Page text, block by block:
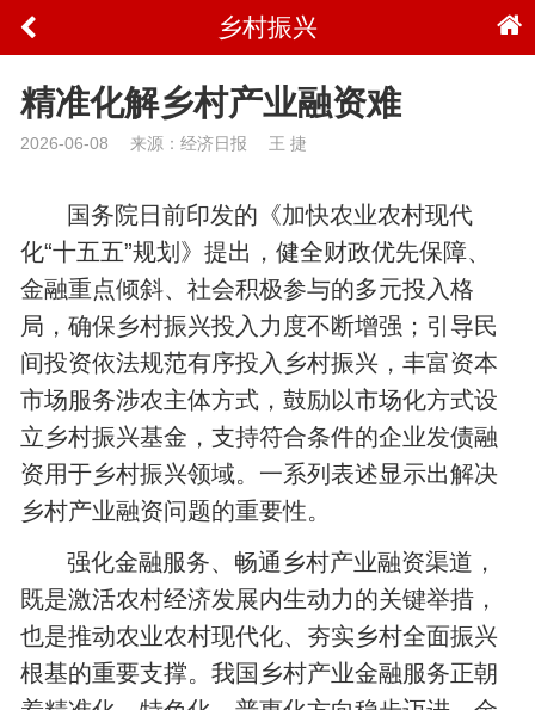
乡村振兴
精准化解乡村产业融资难
2026-06-08 来源：经济日报 王 捷
国务院日前印发的《加快农业农村现代
化“十五五”规划》提出，健全财政优先保障、
金融重点倾斜、社会积极参与的多元投入格
局，确保乡村振兴投入力度不断增强；引导民
间投资依法规范有序投入乡村振兴，丰富资本
市场服务涉农主体方式，鼓励以市场化方式设
立乡村振兴基金，支持符合条件的企业发债融
资用于乡村振兴领域。一系列表述显示出解决
乡村产业融资问题的重要性。
强化金融服务、畅通乡村产业融资渠道，
既是激活农村经济发展内生动力的关键举措，
也是推动农业农村现代化、夯实乡村全面振兴
根基的重要支撑。我国乡村产业金融服务正朝